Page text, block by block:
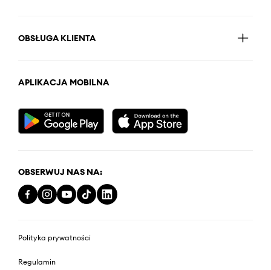
OBSŁUGA KLIENTA
APLIKACJA MOBILNA
OBSERWUJ NAS NA:
Polityka prywatności
Regulamin